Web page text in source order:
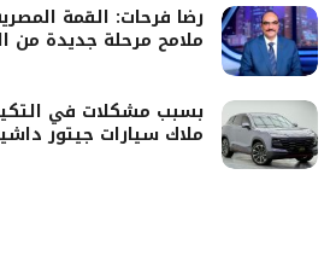
رضا فرحات: القمة
ملامح مرحلة جديدة من
بسبب مشكلات في
ملاك سيارات جيتور داشينج